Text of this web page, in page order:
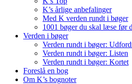
K’s årlige anbefalinger
Med K verden rundt i bøger
1001 bøger du skal læse før
Verden i bøger
Verden rundt i bøger:
Verden rundt i bøger: Listen
Verden rundt i bøger: Kortet
Foreslå en bog
Om K’s bognoter